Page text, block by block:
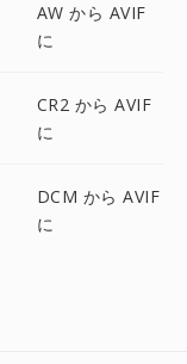
AW から AVIF
に
CR2 から AVIF
に
DCM から AVIF
に